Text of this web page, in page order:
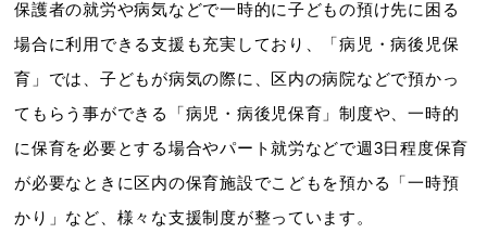
保護者の就労や病気などで一時的に子どもの預け先に困る
場合に利用できる支援も充実しており、「病児・病後児保
育」では、子どもが病気の際に、区内の病院などで預かっ
てもらう事ができる「病児・病後児保育」制度や、一時的
に保育を必要とする場合やパート就労などで週3日程度保育
が必要なときに区内の保育施設でこどもを預かる「一時預
かり」など、様々な支援制度が整っています。